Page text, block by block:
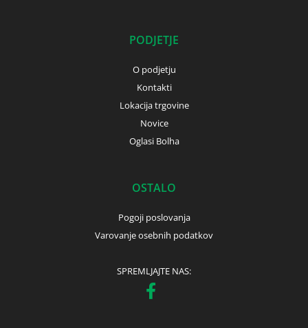
PODJETJE
O podjetju
Kontakti
Lokacija trgovine
Novice
Oglasi Bolha
OSTALO
Pogoji poslovanja
Varovanje osebnih podatkov
SPREMLJAJTE NAS: